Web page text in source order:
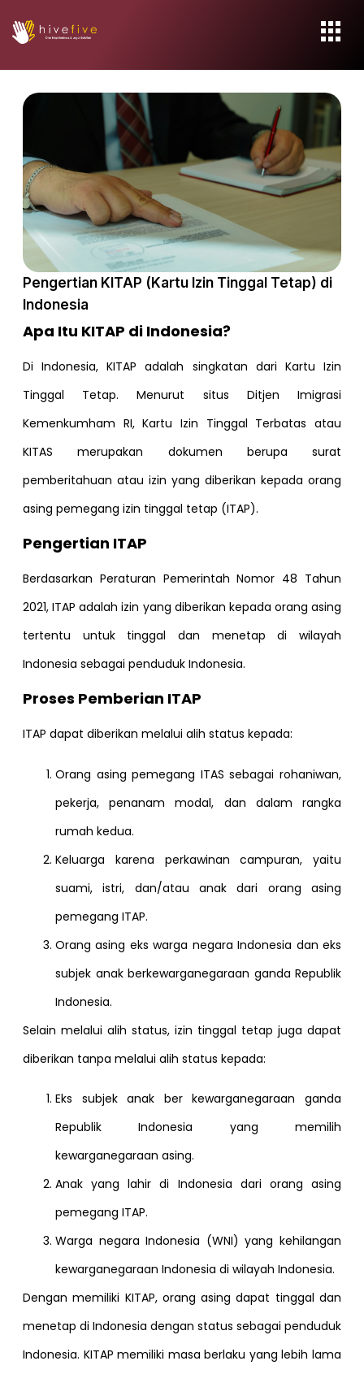
Pengertian KITAP (Kartu Izin Tinggal Tetap) di
Indonesia
Apa Itu KITAP di Indonesia?
Di Indonesia, KITAP adalah singkatan dari Kartu Izin
Tinggal Tetap. Menurut situs Ditjen Imigrasi
Kemenkumham RI, Kartu Izin Tinggal Terbatas atau
KITAS merupakan dokumen berupa surat
pemberitahuan atau izin yang diberikan kepada orang
asing pemegang izin tinggal tetap (ITAP).
Pengertian ITAP
Berdasarkan Peraturan Pemerintah Nomor 48 Tahun
2021, ITAP adalah izin yang diberikan kepada orang asing
tertentu untuk tinggal dan menetap di wilayah
Indonesia sebagai penduduk Indonesia.
Proses Pemberian ITAP
ITAP dapat diberikan melalui alih status kepada:
Orang asing pemegang ITAS sebagai rohaniwan,
pekerja, penanam modal, dan dalam rangka
rumah kedua.
Keluarga karena perkawinan campuran, yaitu
suami, istri, dan/atau anak dari orang asing
pemegang ITAP.
Orang asing eks warga negara Indonesia dan eks
subjek anak berkewarganegaraan ganda Republik
Indonesia.
Selain melalui alih status, izin tinggal tetap juga dapat
diberikan tanpa melalui alih status kepada:
Eks subjek anak ber kewarganegaraan ganda
Republik Indonesia yang memilih
kewarganegaraan asing.
Anak yang lahir di Indonesia dari orang asing
pemegang ITAP.
Warga negara Indonesia (WNI) yang kehilangan
kewarganegaraan Indonesia di wilayah Indonesia.
Dengan memiliki KITAP, orang asing dapat tinggal dan
menetap di Indonesia dengan status sebagai penduduk
Indonesia. KITAP memiliki masa berlaku yang lebih lama